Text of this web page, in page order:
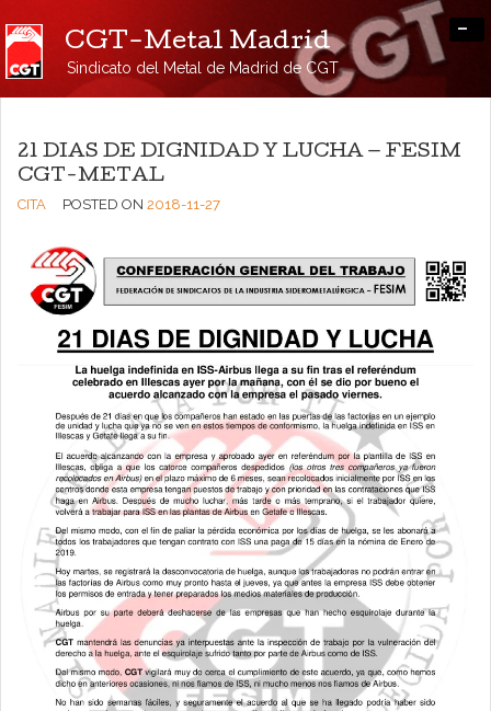
CGT-Metal Madrid
Sindicato del Metal de Madrid de CGT
-
21 DIAS DE DIGNIDAD Y LUCHA — FESIM
CGT-METAL
CITA POSTED ON 2018-11-27